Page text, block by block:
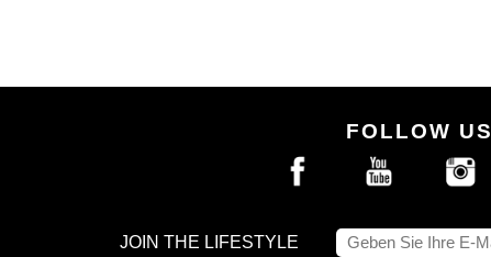
FOLLOW US
JOIN THE LIFESTYLE